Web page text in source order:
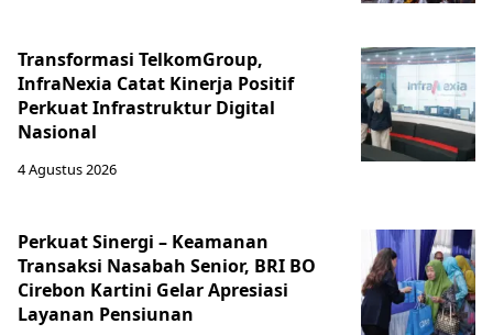
Transformasi TelkomGroup,
InfraNexia Catat Kinerja Positif
Perkuat Infrastruktur Digital
Nasional
4 Agustus 2026
Perkuat Sinergi – Keamanan
Transaksi Nasabah Senior, BRI BO
Cirebon Kartini Gelar Apresiasi
Layanan Pensiunan